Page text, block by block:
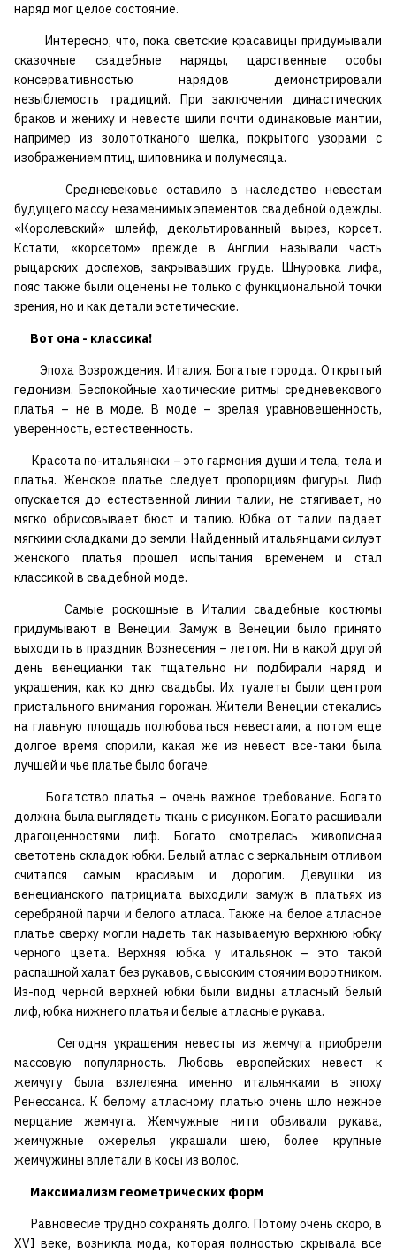
наряд мог целое состояние.
Интересно, что, пока светские красавицы придумывали
сказочные свадебные наряды, царственные особы
консервативностью нарядов демонстрировали
незыблемость традиций. При заключении династических
браков и жениху и невесте шили почти одинаковые мантии,
например из золототканого шелка, покрытого узорами с
изображением птиц, шиповника и полумесяца.
Средневековье оставило в наследство невестам
будущего массу незаменимых элементов свадебной одежды.
«Королевский» шлейф, декольтированный вырез, корсет.
Кстати, «корсетом» прежде в Англии называли часть
рыцарских доспехов, закрывавших грудь. Шнуровка лифа,
пояс также были оценены не только с функциональной точки
зрения, но и как детали эстетические.
Вот она - классика!
Эпоха Возрождения. Италия. Богатые города. Открытый
гедонизм. Беспокойные хаотические ритмы средневекового
платья – не в моде. В моде – зрелая уравновешенность,
уверенность, естественность.
Красота по-итальянски – это гармония души и тела, тела и
платья. Женское платье следует пропорциям фигуры. Лиф
опускается до естественной линии талии, не стягивает, но
мягко обрисовывает бюст и талию. Юбка от талии падает
мягкими складками до земли. Найденный итальянцами силуэт
женского платья прошел испытания временем и стал
классикой в свадебной моде.
Самые роскошные в Италии свадебные костюмы
придумывают в Венеции. Замуж в Венеции было принято
выходить в праздник Вознесения – летом. Ни в какой другой
день венецианки так тщательно ни подбирали наряд и
украшения, как ко дню свадьбы. Их туалеты были центром
пристального внимания горожан. Жители Венеции стекались
на главную площадь полюбоваться невестами, а потом еще
долгое время спорили, какая же из невест все-таки была
лучшей и чье платье было богаче.
Богатство платья – очень важное требование. Богато
должна была выглядеть ткань с рисунком. Богато расшивали
драгоценностями лиф. Богато смотрелась живописная
светотень складок юбки. Белый атлас с зеркальным отливом
считался самым красивым и дорогим. Девушки из
венецианского патрициата выходили замуж в платьях из
серебряной парчи и белого атласа. Также на белое атласное
платье сверху могли надеть так называемую верхнюю юбку
черного цвета. Верхняя юбка у итальянок – это такой
распашной халат без рукавов, с высоким стоячим воротником.
Из-под черной верхней юбки были видны атласный белый
лиф, юбка нижнего платья и белые атласные рукава.
Сегодня украшения невесты из жемчуга приобрели
массовую популярность. Любовь европейских невест к
жемчугу была взлелеяна именно итальянками в эпоху
Ренессанса. К белому атласному платью очень шло нежное
мерцание жемчуга. Жемчужные нити обвивали рукава,
жемчужные ожерелья украшали шею, более крупные
жемчужины вплетали в косы из волос.
Максимализм геометрических форм
Равновесие трудно сохранять долго. Потому очень скоро, в
XVI веке, возникла мода, которая полностью скрывала все